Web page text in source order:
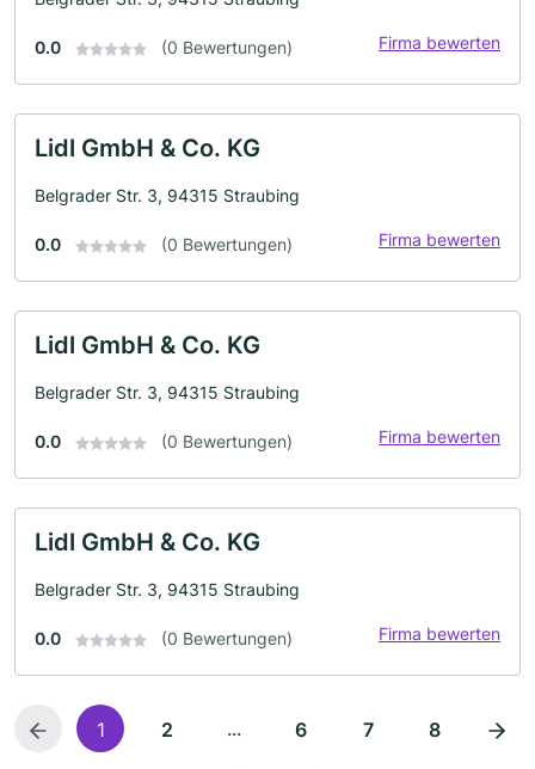
0.0 (0 Bewertungen) Firma bewerten
Lidl GmbH & Co. KG
Belgrader Str. 3, 94315 Straubing
0.0 (0 Bewertungen) Firma bewerten
Lidl GmbH & Co. KG
Belgrader Str. 3, 94315 Straubing
0.0 (0 Bewertungen) Firma bewerten
Lidl GmbH & Co. KG
Belgrader Str. 3, 94315 Straubing
0.0 (0 Bewertungen) Firma bewerten
1 2 ... 6 7 8